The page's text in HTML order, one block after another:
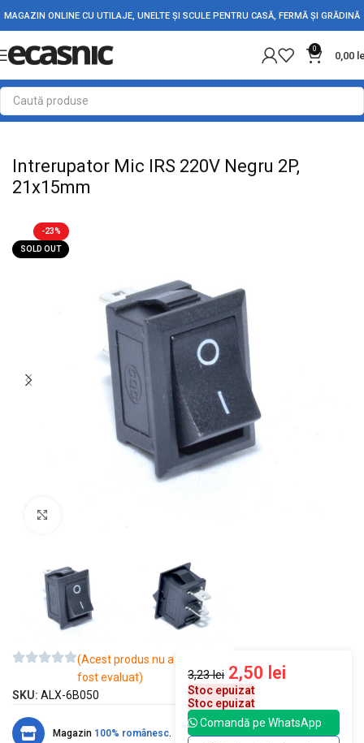
MAGAZIN ONLINE CU UTILAJE, UNELTE ȘI SCULE PENTRU CASĂ, FERMĂ ȘI GRĂDINĂ
0
0,00
Prima pagină Electrice Intrerupatoare - Butoane
Intrerupator Mic IRS 220V Negru 2P,
21x15mm
-23%
SOLD OUT
(Acest produs nu a
fost evaluat)
SKU: ALX-6B050
Magazin 100% românesc.
3,23lei 2,50 lei
Stoc epuizat
Stoc epuizat
Comandă pe WhatsApp